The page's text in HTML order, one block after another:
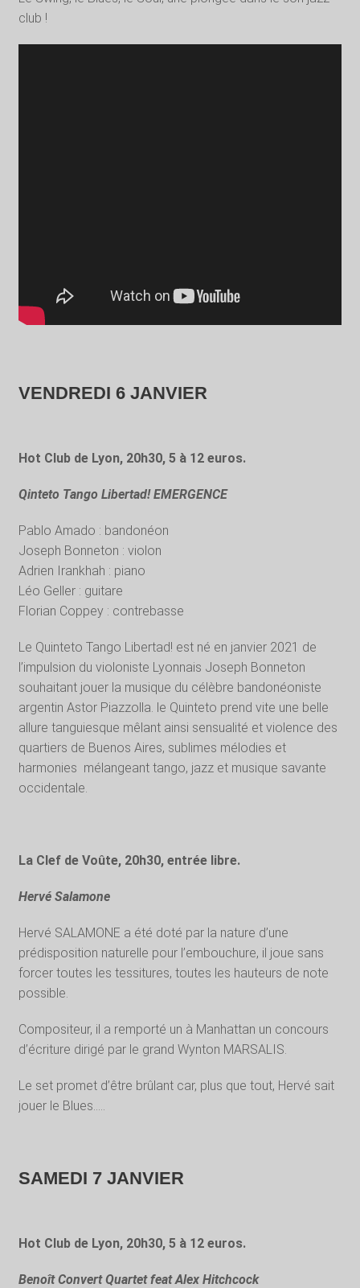
club !
VENDREDI 6 JANVIER
Hot Club de Lyon, 20h30, 5 à 12 euros.
Qinteto Tango Libertad! EMERGENCE
Pablo Amado : bandonéon
Joseph Bonneton : violon
Adrien Irankhah : piano
Léo Geller : guitare
Florian Coppey : contrebasse
Le Quinteto Tango Libertad! est né en janvier 2021 de
l’impulsion du violoniste Lyonnais Joseph Bonneton
souhaitant jouer la musique du célèbre bandonéoniste
argentin Astor Piazzolla. le Quinteto prend vite une belle
allure tanguiesque mêlant ainsi sensualité et violence des
quartiers de Buenos Aires, sublimes mélodies et
harmonies mélangeant tango, jazz et musique savante
occidentale.
La Clef de Voûte, 20h30, entrée libre.
Hervé Salamone
Hervé SALAMONE a été doté par la nature d’une
prédisposition naturelle pour l’embouchure, il joue sans
forcer toutes les tessitures, toutes les hauteurs de note
possible.
Compositeur, il a remporté un à Manhattan un concours
d’écriture dirigé par le grand Wynton MARSALIS.
Le set promet d’être brûlant car, plus que tout, Hervé sait
jouer le Blues…..
SAMEDI 7 JANVIER
Hot Club de Lyon, 20h30, 5 à 12 euros.
Benoît Convert Quartet feat Alex Hitchcock